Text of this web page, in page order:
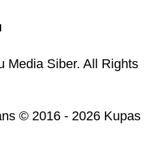
Media Siber. All Rights
© 2016 - 2026 Kupas